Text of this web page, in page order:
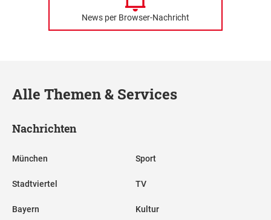
News per Browser-Nachricht
Alle Themen & Services
Nachrichten
München
Stadtviertel
Bayern
Sport
TV
Kultur